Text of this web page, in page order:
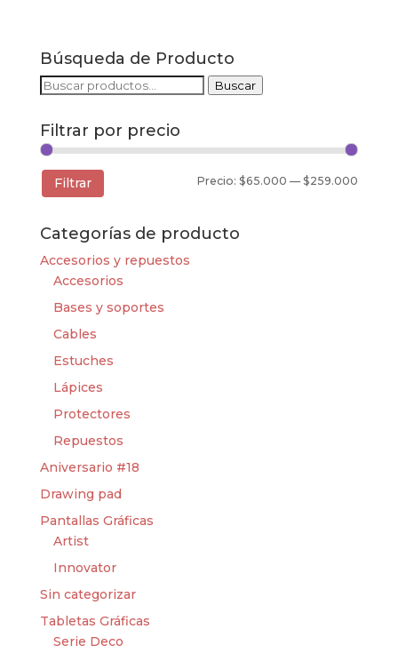
era:
es:
Búsqueda de Producto
Buscar
Buscar
Filtrar por precio
Filtrar Precio:$65.000 —$259.000
Categorías de producto
Accesorios y repuestos
Accesorios
Bases y soportes
Cables
Estuches
Lápices
Protectores
Repuestos
Aniversario #18
Drawing pad
Pantallas Gráficas
Artist
Innovator
Sin categorizar
Tabletas Gráficas
Serie Deco